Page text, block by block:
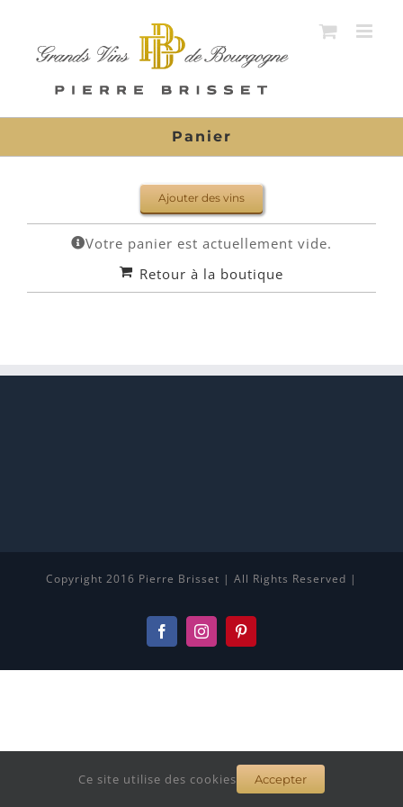
contenu
Panier
Ajouter des vins
Votre panier est actuellement vide.
Retour à la boutique
Copyright 2016 Pierre Brisset | All Rights Reserved |
FacebookInstagramPinterest
Ce site utilise des cookies Accepter